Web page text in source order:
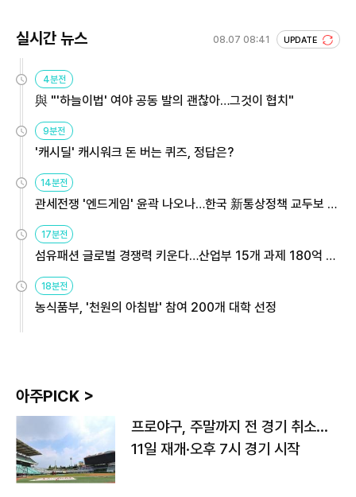
실시간 뉴스 08.07 08:41 UPDATE
4분전
與 "'하늘이법' 여야 공동 발의 괜찮아…그것이 협치"
9분전
'캐시딜' 캐시워크 돈 버는 퀴즈, 정답은?
14분전
관세전쟁 '엔드게임' 윤곽 나오나…한국 新통상정책 교두보 활
17분전
섬유패션 글로벌 경쟁력 키운다…산업부 15개 과제 180억 지
18분전
농식품부, '천원의 아침밥' 참여 200개 대학 선정
아주PICK >
프로야구, 주말까지 전 경기 취소…
11일 재개·오후 7시 경기 시작